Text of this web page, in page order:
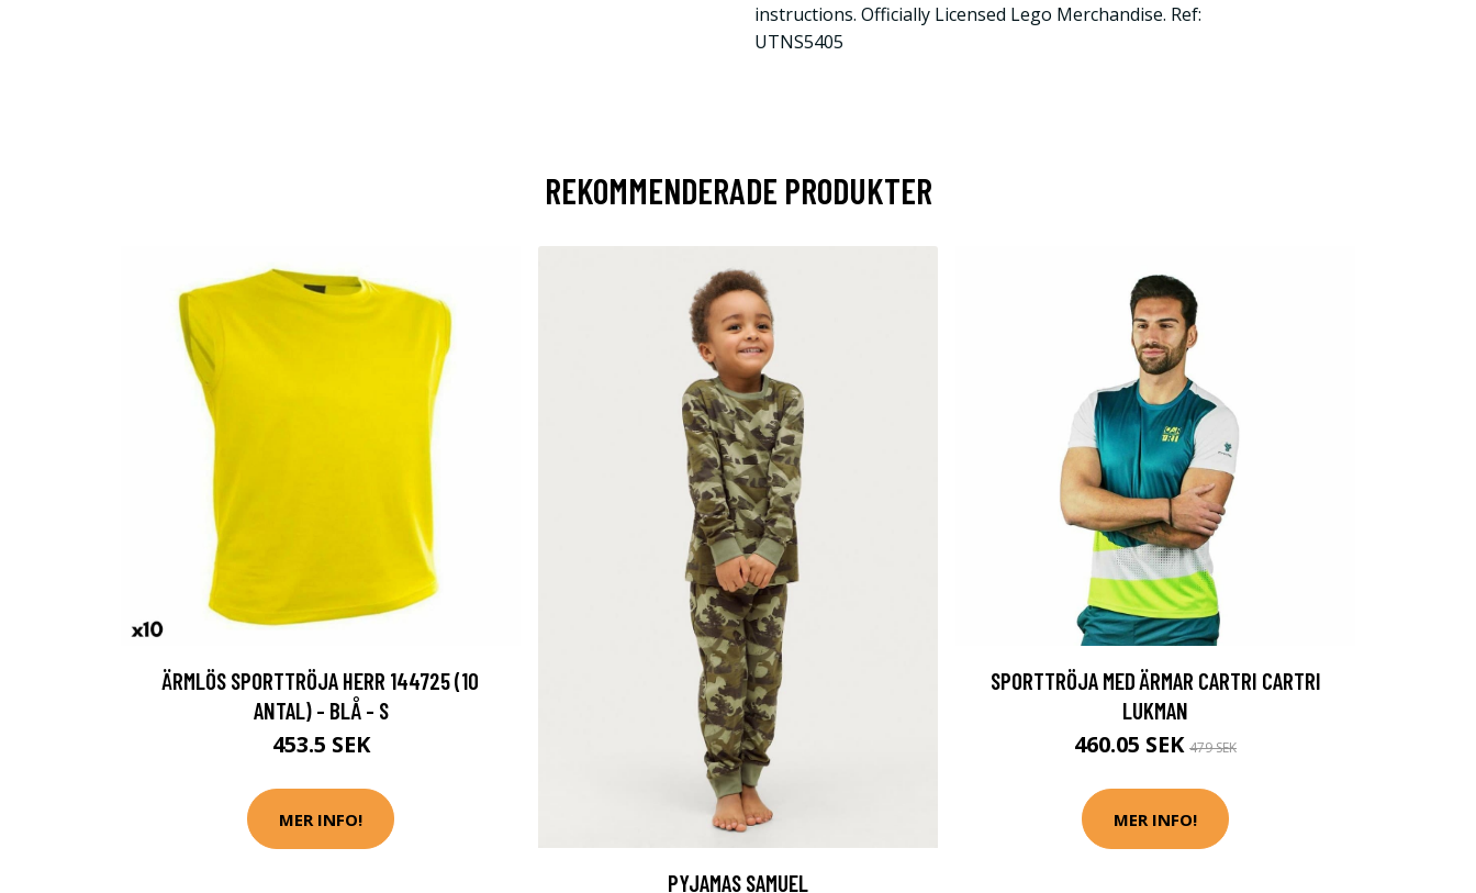
instructions. Officially Licensed Lego Merchandise. Ref:
UTNS5405
REKOMMENDERADE PRODUKTER
ÄRMLÖS SPORTTRÖJA HERR 144725 (10
ANTAL) - BLÅ - S
453.5 SEK
MER INFO!
PYJAMAS SAMUEL
SPORTTRÖJA MED ÄRMAR CARTRI CARTRI
LUKMAN
460.05 SEK 479 SEK
MER INFO!